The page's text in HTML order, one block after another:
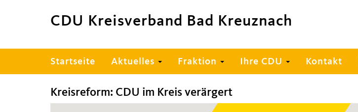
CDU Kreisverband Bad Kreuznach
Hauptnavigation
Startseite Aktuelles Fraktion Ihre CDU Kontakt
Kreisreform: CDU im Kreis verärgert